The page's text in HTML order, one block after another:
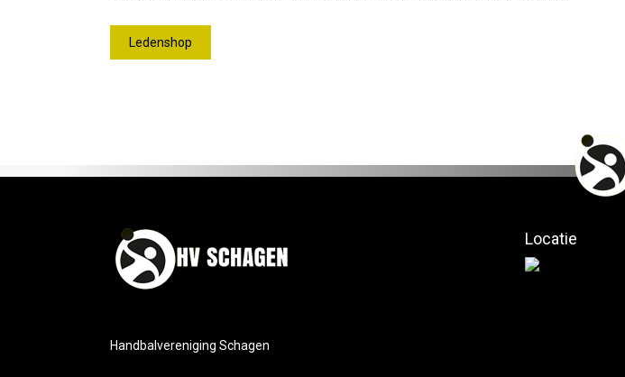
Ledenshop
Handbalvereniging Schagen
Locatie